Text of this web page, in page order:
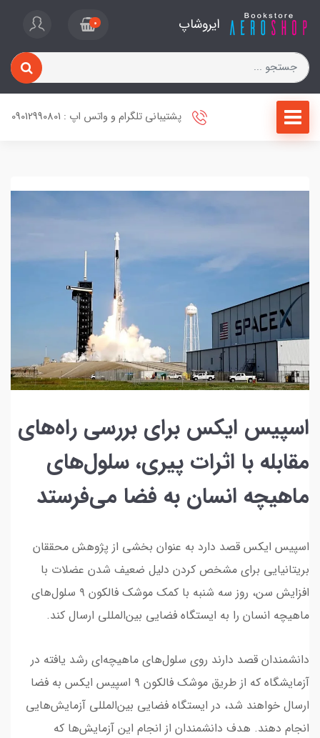
ایروشاپ 0
پشتیبانی تلگرام و واتس اپ : 09012990801
اسپیس ایکس برای بررسی راه‌های
مقابله با اثرات پیری، سلول‌های
ماهیچه انسان به فضا می‌فرستد
اسپیس ایکس قصد دارد به عنوان بخشی از پژوهش محققان
بریتانیایی برای مشخص کردن دلیل ضعیف شدن عضلات با
افزایش سن، روز سه شنبه با کمک موشک فالکون ۹ سلول‌های
ماهیچه‌ انسان را به ایستگاه فضایی بین‌المللی ارسال کند.
دانشمندان قصد دارند روی سلول‌های ماهیچه‌ای رشد یافته در
آزمایشگاه که از طریق موشک فالکون ۹ اسپیس ایکس به فضا
ارسال خواهند شد، در ایستگاه فضایی بین‌المللی آزمایش‌هایی
انجام دهند. هدف دانشمندان از انجام این آزمایش‌ها که